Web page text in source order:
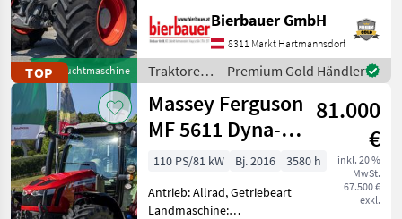
TOPGebrauchtmaschine
Zapfwellendrehzahl:
540/540E/1000/1000E,
Höchstgeschwindigkeit in
km/h: 50 km/h, Aufla
Bierbauer GmbH
8311 Markt Hartmannsdorf
Traktoren
/ Fendt
Premium Gold Händler
Massey Ferguson
MF 5611 Dyna-6
Efficient
81.000
€
inkl. 20 %
MwSt.
67.500 €
exkl.
110 PS/81 kW Bj. 2016
3580 h
Antrieb: Allrad, Getriebeart
Landmaschine: